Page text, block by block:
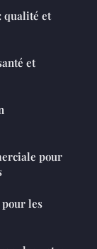
qualité et
et
pour
les